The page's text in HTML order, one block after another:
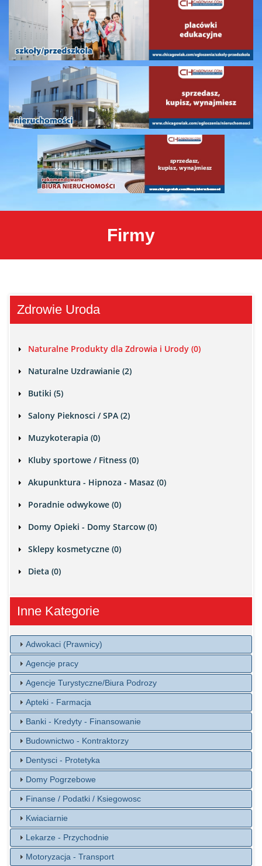
Firmy
Zdrowie Uroda
Naturalne Produkty dla Zdrowia i Urody (0)
Naturalne Uzdrawianie (2)
Butiki (5)
Salony Pieknosci / SPA (2)
Muzykoterapia (0)
Kluby sportowe / Fitness (0)
Akupunktura - Hipnoza - Masaz (0)
Poradnie odwykowe (0)
Domy Opieki - Domy Starcow (0)
Sklepy kosmetyczne (0)
Dieta (0)
Inne Kategorie
Adwokaci (Prawnicy)
Agencje pracy
Agencje Turystyczne/Biura Podrozy
Apteki - Farmacja
Banki - Kredyty - Finansowanie
Budownictwo - Kontraktorzy
Dentysci - Protetyka
Domy Pogrzebowe
Finanse / Podatki / Ksiegowosc
Kwiaciarnie
Lekarze - Przychodnie
Motoryzacja - Transport